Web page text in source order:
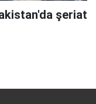
şeriat